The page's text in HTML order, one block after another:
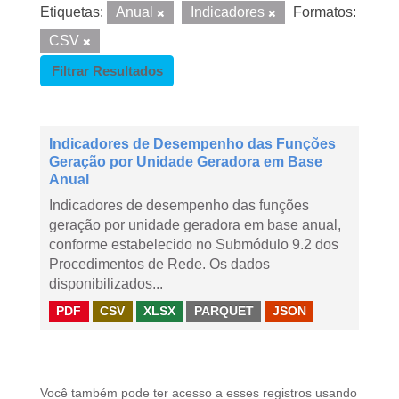
Etiquetas: Anual Indicadores
Formatos:
CSV
Filtrar Resultados
Indicadores de Desempenho das Funções
Geração por Unidade Geradora em Base
Anual
Indicadores de desempenho das funções
geração por unidade geradora em base anual,
conforme estabelecido no Submódulo 9.2 dos
Procedimentos de Rede. Os dados
disponibilizados...
PDF CSV XLSX PARQUET JSON
Você também pode ter acesso a esses registros usando